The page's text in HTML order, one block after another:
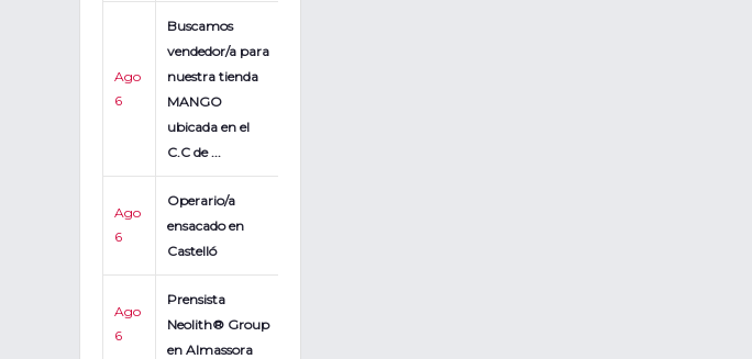
Ago
6
Buscamos
vendedor/a para
nuestra tienda
MANGO
ubicada en el
C.C de ...
Ago
6
Operario/a
ensacado en
Castelló
Ago
6
Prensista
Neolith® Group
en Almassora